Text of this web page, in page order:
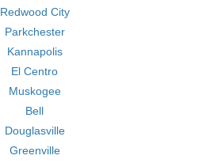
Redwood City
Parkchester
Kannapolis
El Centro
Muskogee
Bell
Douglasville
Greenville